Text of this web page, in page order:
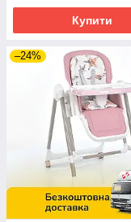
Купити
–24%